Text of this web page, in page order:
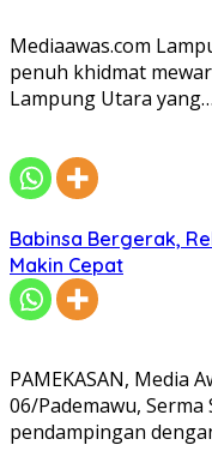
Mediaawas.com
penuh khidmat
Lampung Utara yang…
Babinsa Bergerak,
Makin Cepat
PAMEKASAN, Media
06/Pademawu,
pendampingan